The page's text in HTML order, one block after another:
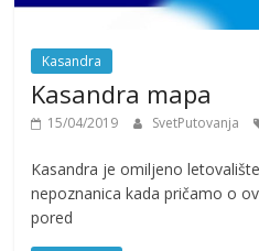
Kasandra
Kasandra mapa
15/04/2019 SvetPutovanja
Kasandra je omiljeno
nepoznanica kada pričamo o
pored